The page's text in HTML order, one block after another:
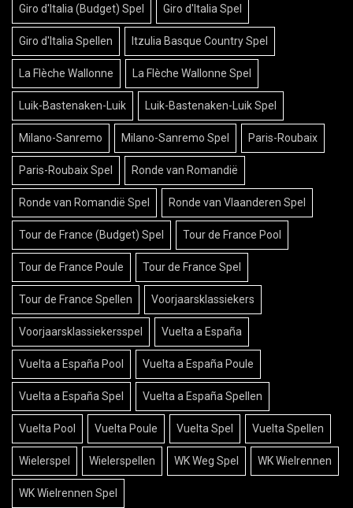
Giro d'Italia (Budget) Spel Giro d'Italia Spel
Giro d'Italia Spellen Itzulia Basque Country Spel
La Flèche Wallonne La Flèche Wallonne Spel
Luik-Bastenaken-Luik Luik-Bastenaken-Luik Spel
Milano-Sanremo Milano-Sanremo Spel Paris-Roubaix
Paris-Roubaix Spel Ronde van Romandië
Ronde van Romandië Spel Ronde van Vlaanderen Spel
Tour de France (Budget) Spel Tour de France Pool
Tour de France Poule Tour de France Spel
Tour de France Spellen Voorjaarsklassiekers
Voorjaarsklassiekersspel Vuelta a España
Vuelta a España Pool Vuelta a España Poule
Vuelta a España Spel Vuelta a España Spellen
Vuelta Pool Vuelta Poule Vuelta Spel Vuelta Spellen
Wielerspel Wielerspellen WK Weg Spel WK Wielrennen
WK Wielrennen Spel